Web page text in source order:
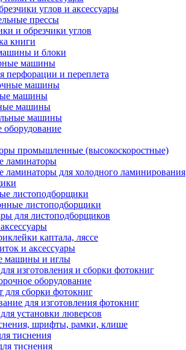
углов и аксессуары
прессы
и обрезчики углов
книги
и блоки
машины
перфорации и переплета
машины
машины
машины
машины
оборудование
промышленные (высокоскоростные)
ламинаторы
ламинаторы для холодного ламинирования
листоподборщики
листоподборщики
для листоподборщиков
каптала, ляссе
и аксессуары
машины и иглы
изготовления и сборки фотокниг
оборудование
для сборки фотокниг
для изготовления фотокниг
установки люверсов
шрифты, рамки, клише
тиснения
тиснения